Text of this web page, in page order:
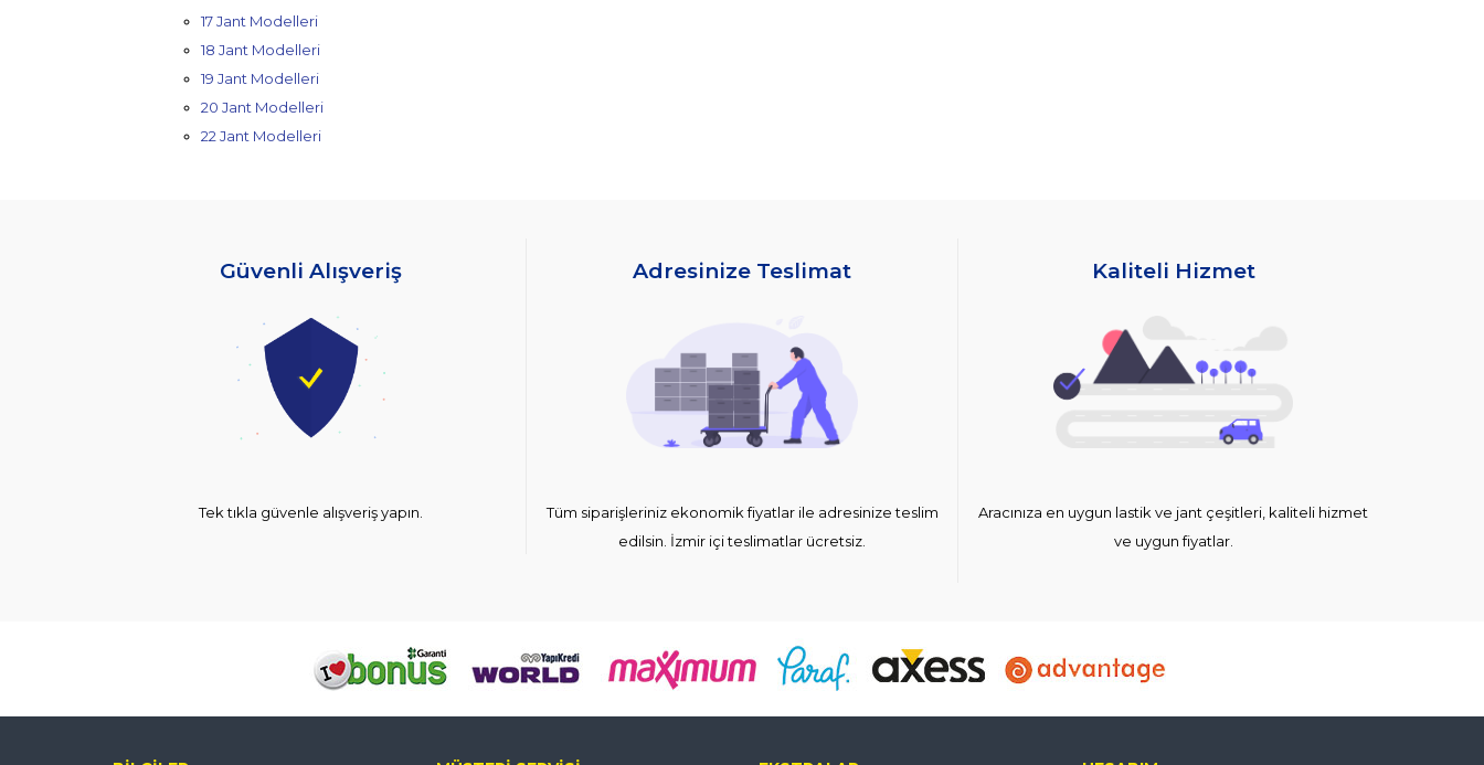
17 Jant Modelleri
18 Jant Modelleri
19 Jant Modelleri
20 Jant Modelleri
22 Jant Modelleri
Güvenli Alışveriş
Tek tıkla güvenle alışveriş yapın.
Adresinize Teslimat
Tüm siparişleriniz ekonomik fiyatlar ile adresinize teslim
edilsin. İzmir içi teslimatlar ücretsiz.
Kaliteli Hizmet
Aracınıza en uygun lastik ve jant çeşitleri, kaliteli hizmet
ve uygun fiyatlar.